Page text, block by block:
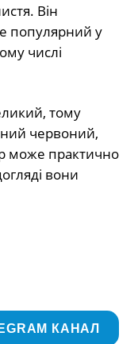
Він
популярний у
числі
тому
червоний,
може практично
вони
КАНАЛ